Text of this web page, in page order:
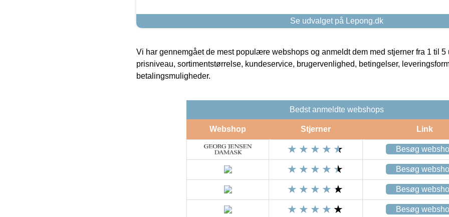
Se udvalget på Lepong.dk
Vi har gennemgået de mest populære webshops og anmeldt dem med stjerner fra 1 til 5
prisniveau, sortimentstørrelse, kundeservice, brugervenlighed, betingelser,
betalingsmuligheder.
Bedst anmeldte webshops
Webshop Stjerner Link
Besøg
Besøg
Besøg
Besøg